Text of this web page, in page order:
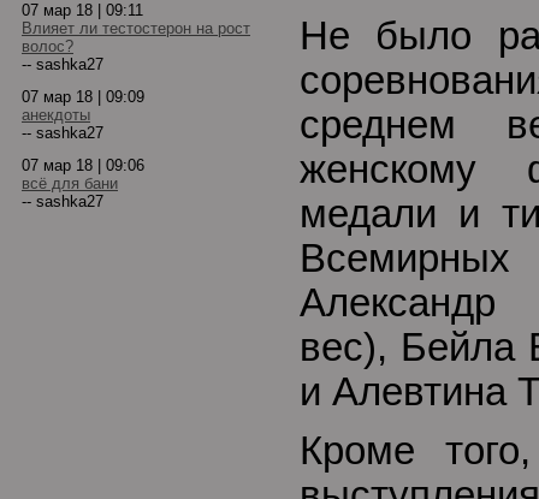
07 мар 18 | 09:11
Влияет ли тестостерон на рост
волос?
-- sashka27
07 мар 18 | 09:09
анекдоты
-- sashka27
07 мар 18 | 09:06
всё для бани
-- sashka27
Не было
среднем
женскому
медали и
вес), Бейла
и Алевтина
Кроме